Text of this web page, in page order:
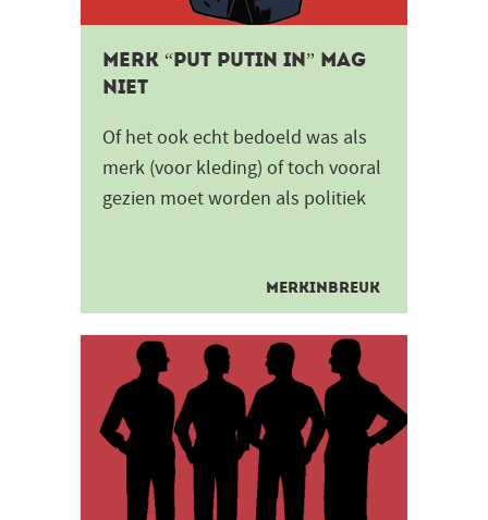
Merk “Put Putin in” mag
niet
Of het ook echt bedoeld was als
merk (voor kleding) of toch vooral
gezien moet worden als politiek
MERKINBREUK